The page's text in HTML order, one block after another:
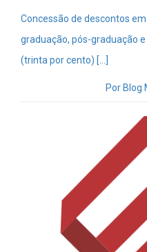
Concessão de descontos
graduação, pós-graduação
(trinta por cento) […]
Por Blog